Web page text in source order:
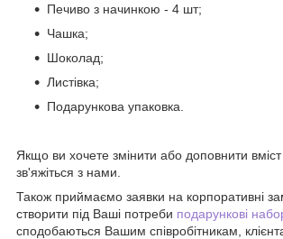
Печиво з начинкою - 4 шт;
Чашка;
Шоколад;
Листівка;
Подарункова упаковка.
Якщо ви хочете змінити або доповнити
зв'яжіться з нами.
Також приймаємо заявки на корпоративні
створити під Ваші потреби подарункові
сподобаються Вашим співробітникам,